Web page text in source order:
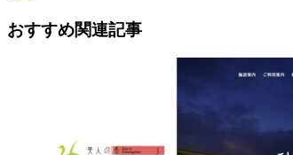
おすすめ関連記事